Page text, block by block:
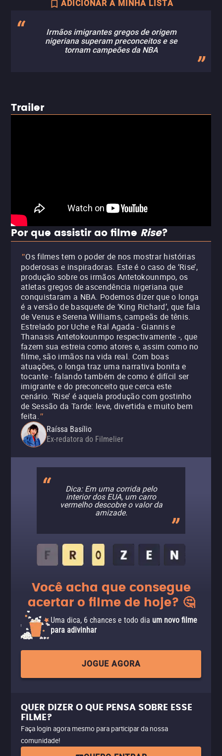
ADICIONAR À MINHA LISTA
Irmãos imigrantes gregos de origem
nigeriana superam preconceitos e se
tornam campeões da NBA
Trailer
Por que assistir ao filme Rise?
"Os filmes tem o poder de nos mostrar histórias
poderosas e inspiradoras. Este é o caso de ‘Rise’,
produção sobre os irmãos Antetokounmpo, os
atletas gregos de ascendência nigeriana que
conquistaram a NBA. Podemos dizer que o longa
é a versão de basquete de ‘King Richard’, que fala
de Venus e Serena Williams, campeãs de tênis.
Estrelado por Uche e Ral Agada - Giannis e
Thanasis Antetokounmpo respectivamente -, que
fazem sua estreia como atores e, assim como no
filme, são irmãos na vida real. Com boas
atuações, o longa traz uma narrativa bonita e
tocante - falando também de como é difícil ser
imigrante e do preconceito que cerca este
cenário. ‘Rise’ é aquela produção com gostinho
de Sessão da Tarde: leve, divertida e muito bem
feita."
Raíssa Basílio
Ex-redatora do Filmelier
Dica: Em uma corrida pelo
interior dos EUA, um carro
vermelho descobre o valor da
amizade.
Você acha que consegue
acertar o filme de hoje? 🤔
Uma dica, 6 chances e todo dia um novo filme
para adivinhar
JOGUE AGORA
QUER DIZER O QUE PENSA SOBRE ESSE
FILME?
Faça login agora mesmo para participar da nossa
comunidade!